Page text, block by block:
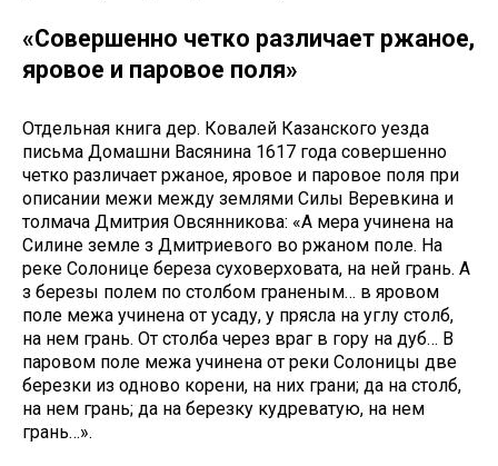
«Совершенно четко различает ржаное,
яровое и паровое поля»
Отдельная книга дер. Ковалей Казанского уезда
письма Домашни Васянина 1617 года совершенно
четко различает ржаное, яровое и паровое поля при
описании межи между землями Силы Веревкина и
толмача Дмитрия Овсянникова: «А мера учинена на
Силине земле з Дмитриевого во ржаном поле. На
реке Солонице береза суховерховата, на ней грань. А
з березы полем по столбом граненым… в яровом
поле межа учинена от усаду, у прясла на углу столб,
на нем грань. От столба через враг в гору на дуб… В
паровом поле межа учинена от реки Солоницы две
березки из одново корени, на них грани; да на столб,
на нем грань; да на березку кудреватую, на нем
грань…».